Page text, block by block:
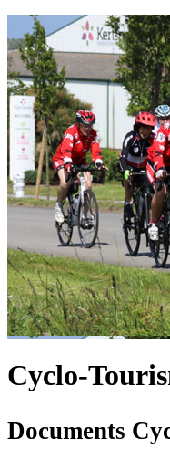
Cyclo-
Documents